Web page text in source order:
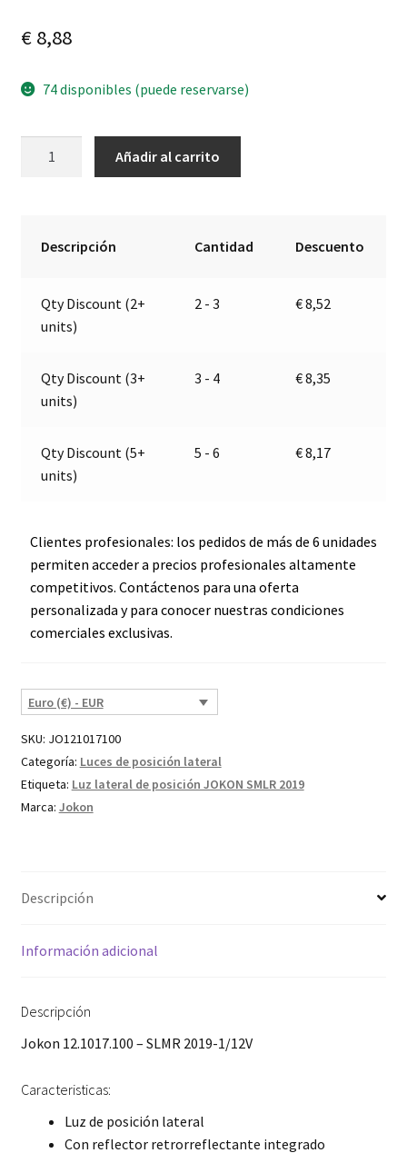
€8,88
74 disponibles (puede reservarse)
Jokon
2995
(Copy)
Añadir al carrito
Descripción Cantidad Descuento
Qty Discount (2+
units)
2 - 3 €8,52
Qty Discount (3+
units)
3 - 4 €8,35
Qty Discount (5+
units)
5 - 6 €8,17
Clientes profesionales: los pedidos de más de 6 unidades
permiten acceder a precios profesionales altamente
competitivos. Contáctenos para una oferta
personalizada y para conocer nuestras condiciones
comerciales exclusivas.
Euro (€) - EUR
SKU: JO121017100
Categoría: Luces de posición lateral
Etiqueta: Luz lateral de posición JOKON SMLR 2019
Marca: Jokon
Descripción
Información adicional
Descripción
Jokon 12.1017.100 – SLMR 2019-1/12V
Caracteristicas:
Luz de posición lateral
Con reflector retrorreflectante integrado